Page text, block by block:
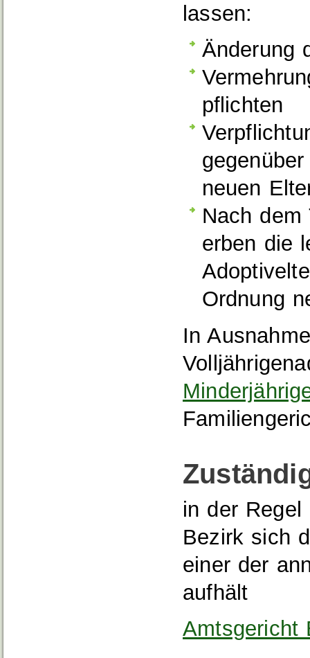
lassen:
Änderung
pflichten
neuen
Nach dem
erben die
Ordnung
In
in der
Bezirk sich
einer der
aufhält
Amtsgericht